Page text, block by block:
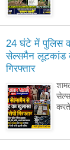
24 घंटे में पुलिस
सेल्समैन लूटकांड
गिरफ्तार